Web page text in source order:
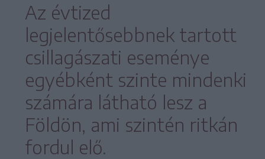
Az évtized
legjelentősebbnek tartott
csillagászati eseménye
egyébként szinte mindenki
számára látható lesz a
Földön, ami szintén ritkán
fordul elő.